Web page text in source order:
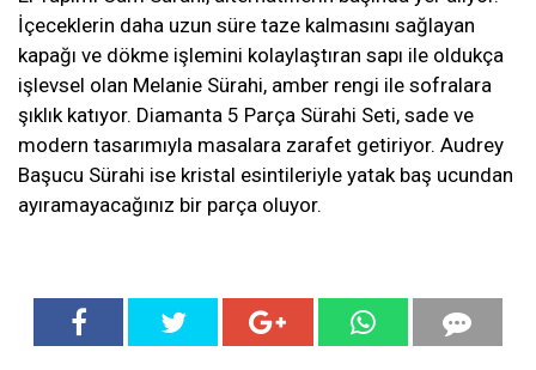
İçeceklerin daha uzun süre taze kalmasını sağlayan
kapağı ve dökme işlemini kolaylaştıran sapı ile oldukça
işlevsel olan Melanie Sürahi, amber rengi ile sofralara
şıklık katıyor. Diamanta 5 Parça Sürahi Seti, sade ve
modern tasarımıyla masalara zarafet getiriyor. Audrey
Başucu Sürahi ise kristal esintileriyle yatak baş ucundan
ayıramayacağınız bir parça oluyor.